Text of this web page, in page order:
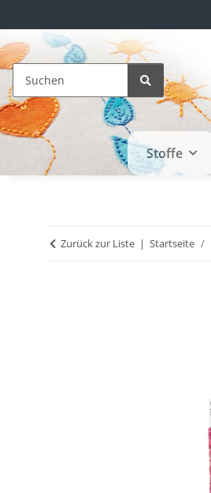
Stoffe
Zurück zur Liste Startseite